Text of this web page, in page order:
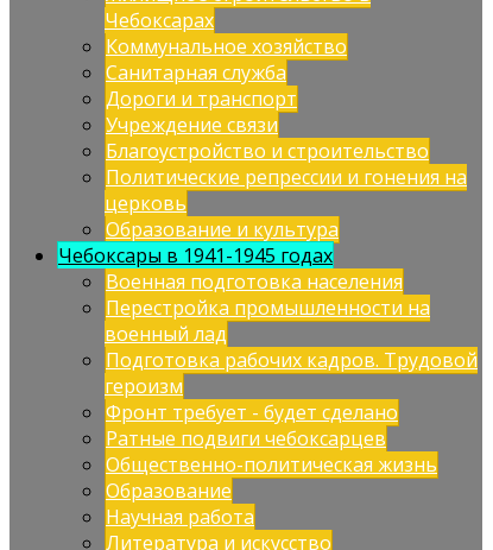
Чебоксарах
Коммунальное хозяйство
Санитарная служба
Дороги и транспорт
Учреждение связи
Благоустройство и строительство
Политические репрессии и гонения на
церковь
Образование и культура
Чебоксары в 1941-1945 годах
Военная подготовка населения
Перестройка промышленности на
военный лад
Подготовка рабочих кадров. Трудовой
героизм
Фронт требует - будет сделано
Ратные подвиги чебоксарцев
Общественно-политическая жизнь
Образование
Научная работа
Литература и искусство